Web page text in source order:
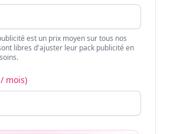
est un prix moyen sur tous nos
libres d'ajuster leur pack publicité en
mois)